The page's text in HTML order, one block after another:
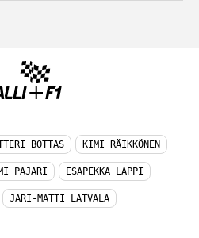
BOTTAS KIMI RÄIKKÖNEN
PAJARI ESAPEKKA LAPPI
JARI-MATTI LATVALA